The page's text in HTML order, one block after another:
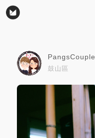
PangsCouple
鼓山區